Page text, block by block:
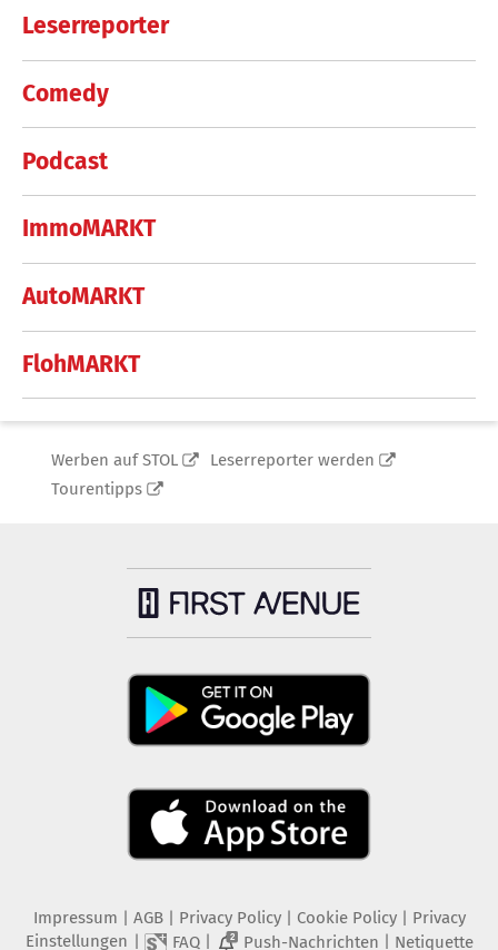
Leserreporter
Comedy
Podcast
ImmoMARKT
AutoMARKT
FlohMARKT
Werben auf STOL
Leserreporter werden
Tourentipps
Impressum AGB Privacy Policy| Cookie Policy| Privacy
Einstellungen
FAQ| 2 Push-Nachrichten Netiquette